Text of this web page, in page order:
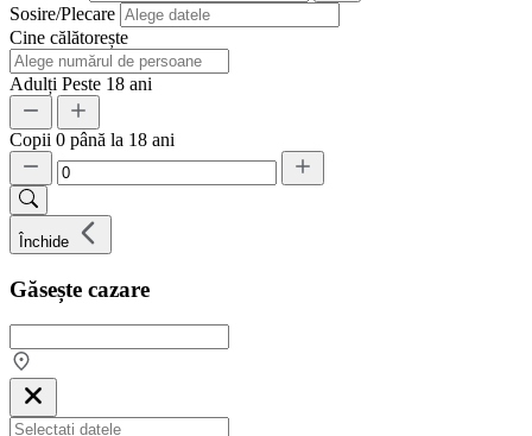
Sosire/Plecare
Cine călătorește
Adulți Peste 18 ani
Copii 0 până la 18 ani
Închide
Găsește cazare